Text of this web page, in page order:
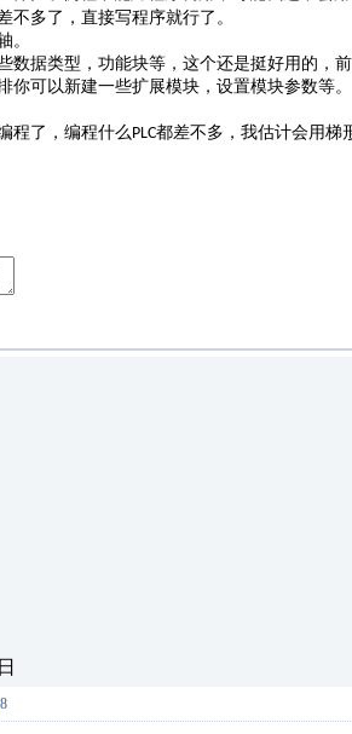
不多了，直接写程序就行了。
。
数据类型，功能块等，这个还是挺好用的，
你可以新建一些扩展模块，设置模块参数等
程了，编程什么 PLC都差不多，我估计会用梯